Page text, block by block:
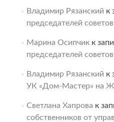
Владимир Рязанский к
председателей
Марина Осипчикк
председателей
Владимир Рязанский к
УК «Дом-Мастер» на
Светлана Хапрова к
собственников от